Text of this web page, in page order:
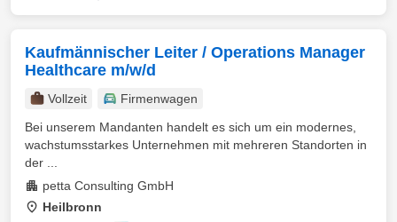
Kaufmännischer Leiter / Operations Manager
Healthcare m/w/d
Vollzeit
Firmenwagen
Bei unserem Mandanten handelt es sich um ein modernes,
wachstumsstarkes Unternehmen mit mehreren Standorten in
der ...
petta Consulting GmbH
Heilbronn